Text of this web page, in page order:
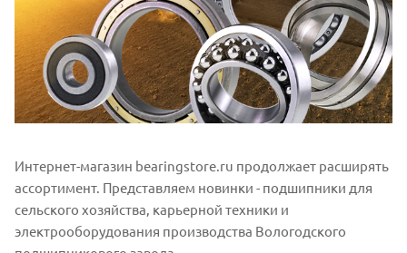
Интернет-магазин bearingstore.ru продолжает расширять
ассортимент. Представляем новинки - подшипники для
сельского хозяйства, карьерной техники и
электрооборудования производства Вологодского